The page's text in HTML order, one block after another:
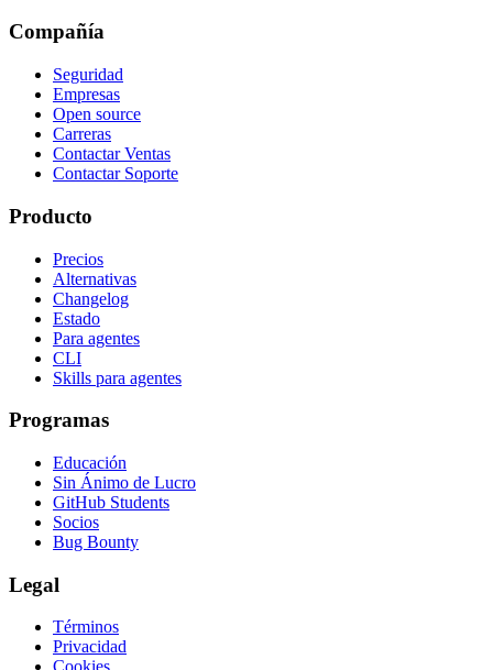
Compañía
Seguridad
Empresas
Open source
Carreras
Contactar Ventas
Contactar Soporte
Producto
Precios
Alternativas
Changelog
Estado
Para agentes
CLI
Skills para agentes
Programas
Educación
Sin Ánimo de Lucro
GitHub Students
Socios
Bug Bounty
Legal
Términos
Privacidad